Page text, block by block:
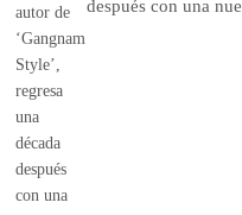
después con una